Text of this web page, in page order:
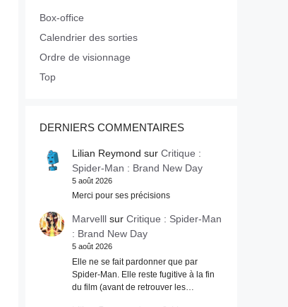
Box-office
Calendrier des sorties
Ordre de visionnage
Top
DERNIERS COMMENTAIRES
Lilian Reymond sur Critique :
Spider-Man : Brand New Day
5 août 2026
Merci pour ses précisions
Marvelllsur Critique : Spider-Man
: Brand New Day
5 août 2026
Elle ne se fait pardonner que par
Spider-Man. Elle reste fugitive à la fin
du film (avant de retrouver les…